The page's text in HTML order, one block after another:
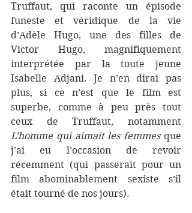
Truffaut, qui raconte un épisode
funeste et véridique de la vie
d’Adèle Hugo, une des filles de
Victor Hugo, magnifiquement
interprétée par la toute jeune
Isabelle Adjani. Je n’en dirai pas
plus, si ce n’est que le film est
superbe, comme à peu près tout
L’homme qui aimait les femmes que
j’ai eu l’occasion de revoir
récemment (qui passerait pour un
film abominablement sexiste s’il
était tourné de nos jours).